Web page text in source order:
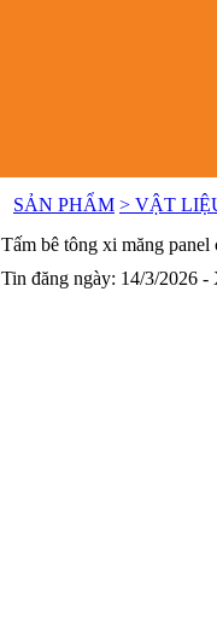
SẢN PHẨM > VẬT
Tấm bê tông xi măng
Tin đăng ngày: 14/3/2026 -